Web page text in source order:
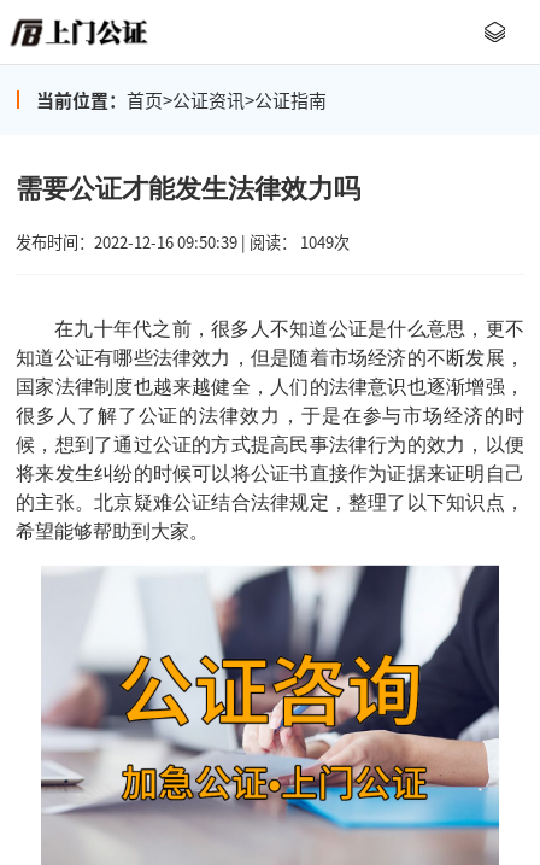
当前位置： 首页>公证资讯>公证指南
需要公证才能发生法律效力吗
发布时间：2022-12-16 09:50:39 | 阅读： 1049次
在九十年代之前，很多人不知道公证是什么意思，更不
知道公证有哪些法律效力，但是随着市场经济的不断发展，
国家法律制度也越来越健全，人们的法律意识也逐渐增强，
很多人了解了公证的法律效力，于是在参与市场经济的时
候，想到了通过公证的方式提高民事法律行为的效力，以便
将来发生纠纷的时候可以将公证书直接作为证据来证明自己
的主张。北京疑难公证结合法律规定，整理了以下知识点，
希望能够帮助到大家。